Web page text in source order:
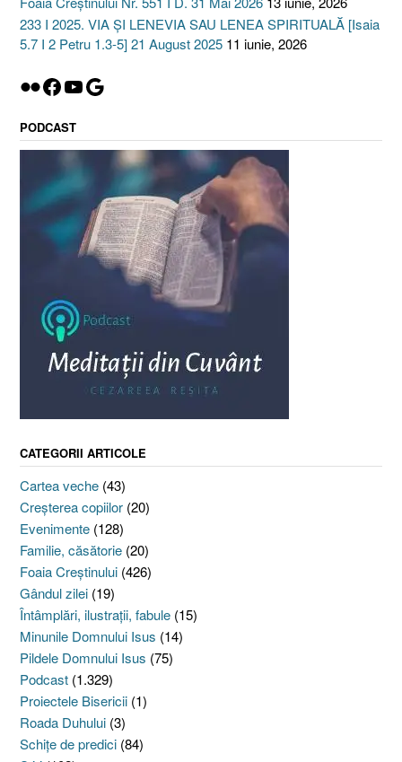
233 I 2025. VIA ȘI LENEVIA SAU LENEA SPIRITUALĂ [Isaia
5.7 I 2 Petru 1.3-5] 21 August 2025 11 iunie, 2026
Flickr
Facebook
YouTube
Google
PODCAST
CATEGORII ARTICOLE
Cartea veche (43)
Creşterea copiilor (20)
Evenimente (128)
Familie, căsătorie (20)
Foaia Creştinului (426)
Gândul zilei (19)
Întâmplări, ilustraţii, fabule (15)
Minunile Domnului Isus (14)
Pildele Domnului Isus (75)
Podcast (1.329)
Proiectele Bisericii (1)
Roada Duhului (3)
Schiţe de predici (84)